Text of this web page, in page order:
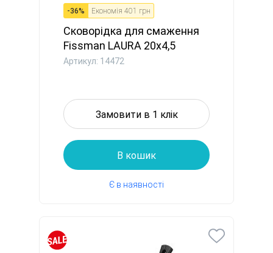
-36% Економія 401 грн
Сковорідка для смаження
Fissman LAURA 20x4,5
алюмі...
Артикул: 14472
Замовити в 1 клік
В кошик
Є в наявності